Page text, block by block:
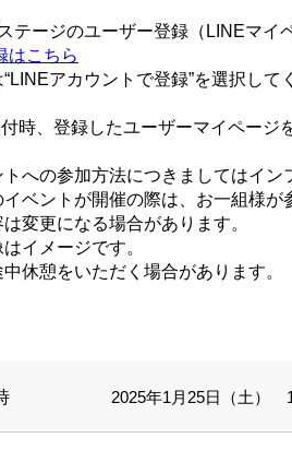
テージのユーザー登録（LINEマイ
はこちら
アカウントで登録”を選択して
時、登録したユーザーマイページ
への参加方法につきましてはイン
ベントが開催の際は、お一組様
変更になる場合があります。
イメージです。
休憩をいただく場合があります。
2025年1月25日（土）